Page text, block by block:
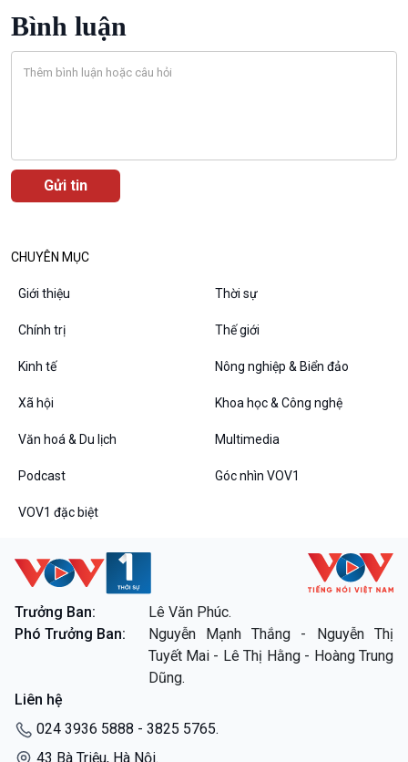
Chát với người nổi tiếng
Câu chuyện Thể thao
Podcast
Góc nhìn VOV1
10 phút Sự kiện - Luận bàn
Câu chuyện thời sự
Đối thoại
Chuyện đêm
VOV1 đặc biệt
Thanh âm ký sự
Chân dung cuộc sống
Các chương trình đặc biệt
Bình luận
CHUYÊN MỤC
Giới thiệu Thời sự
Chính trị Thế giới
Kinh tế Nông nghiệp & Biển đảo
Xã hội Khoa học & Công nghệ
Văn hoá & Du lịch Multimedia
Podcast Góc nhìn VOV1
VOV1 đặc biệt
Trưởng Ban:
Lê Văn Phúc.
Phó Trưởng Ban:
Nguyễn Mạnh Thắng - Nguyễn Thị
Tuyết Mai - Lê Thị Hằng - Hoàng Trung
Dũng.
Liên hệ
024 3936 5888 - 3825 5765.
43 Bà Triệu, Hà Nội.